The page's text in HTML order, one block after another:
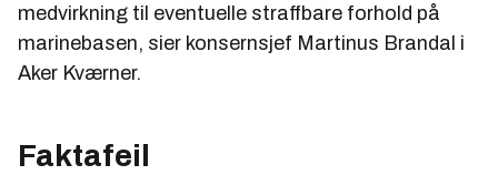
medvirkning til eventuelle straffbare forhold på
marinebasen, sier konsernsjef Martinus Brandal i
Aker Kværner.
Faktafeil